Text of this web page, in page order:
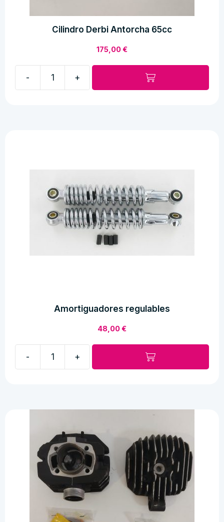
Cilindro Derbi Antorcha 65cc
175,00€
- +
Amortiguadores regulables
48,00€
-
Amortiguadores
+